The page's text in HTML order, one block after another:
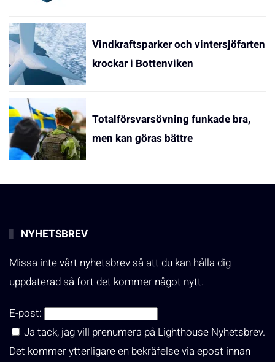
Vindkraftsparker och vintersjöfarten
krockar i Bottenviken
Totalförsvarsövning funkade bra,
men kan göras bättre
NYHETSBREV
Missa inte vårt nyhetsbrev så att du kan hålla dig
uppdaterad så fort det kommer något nytt.
E-post:
Ja tack, jag vill prenumera på Lighthouse Nyhetsbrev.
Det kommer ytterligare en bekräfelse via epost innan